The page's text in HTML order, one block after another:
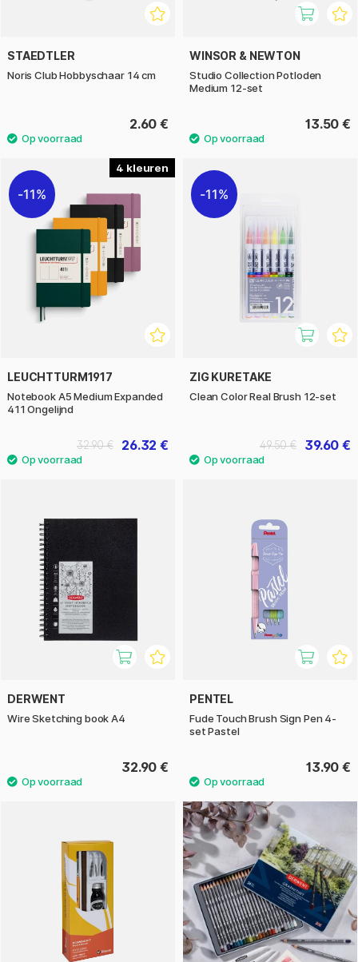
STAEDTLER
Noris Club Hobbyschaar 14 cm
2.60 €
WINSOR & NEWTON
Studio Collection Potloden
Medium 12-set
13.50 €
4
11%
LEUCHTTURM1917
Notebook A5 Medium Expanded
411 Ongelijnd
26.32 €
32.90 €
11%
ZIG KURETAKE
Clean Color Real Brush 12-set
39.60 €
49.50 €
DERWENT
Wire Sketching book A4
32.90 €
PENTEL
Fude Touch Brush Sign Pen 4-
set Pastel
13.90 €